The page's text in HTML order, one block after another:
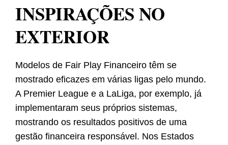
INSPIRAÇÕES NO
EXTERIOR
Modelos de Fair Play Financeiro têm se
mostrado eficazes em várias ligas pelo mundo.
A Premier League e a LaLiga, por exemplo, já
implementaram seus próprios sistemas,
mostrando os resultados positivos de uma
gestão financeira responsável. Nos Estados